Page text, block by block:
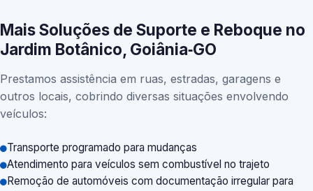
Mais Soluções de Suporte e Reboque no
Jardim Botânico, Goiânia‑GO
Prestamos assistência em ruas, estradas, garagens e
outros locais, cobrindo diversas situações envolvendo
veículos:
Transporte programado para mudanças
Atendimento para veículos sem combustível no trajeto
Remoção de automóveis com documentação irregular para